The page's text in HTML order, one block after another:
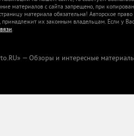
материалов с сайта запрещено, при
материала обязательна! Авторское
их законным владельцам. Если у
.
— Обзоры и интересные